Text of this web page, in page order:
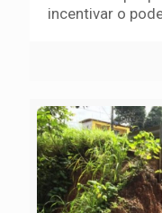
incentivar o